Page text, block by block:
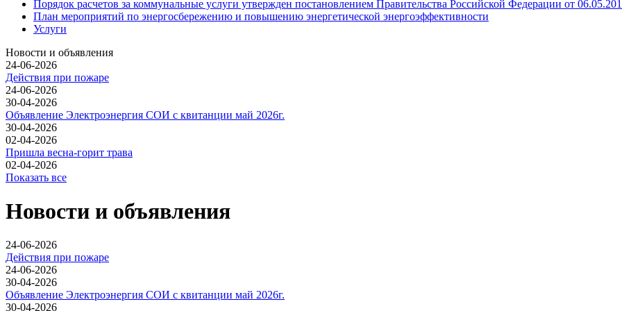
Порядок расчетов за коммунальные услуги утвержден постановлением Правительства Российской Федерации от
План мероприятий по энергосбережению и повышению энергетической энергоэффективности
Услуги
Новости и объявления
24-06-2026
Действия при пожаре
24-06-2026
30-04-2026
Объявление Электроэнергия СОИ с квитанции май 2026г.
30-04-2026
02-04-2026
Пришла весна-горит трава
02-04-2026
Показать все
Новости и объявления
24-06-2026
Действия при пожаре
24-06-2026
30-04-2026
Объявление Электроэнергия СОИ с квитанции май 2026г.
30-04-2026